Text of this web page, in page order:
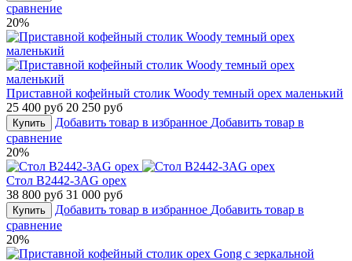
сравнение
20%
Приставной кофейный столик Woody темный орех маленький
25 400 руб 20 250 руб
Купить Добавить товар в избранное Добавить товар в
сравнение
20%
Стол B2442-3AG орех
38 800 руб 31 000 руб
Купить Добавить товар в избранное Добавить товар в
сравнение
20%